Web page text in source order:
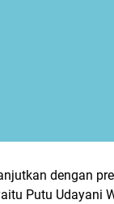
dengan
Putu Udayani